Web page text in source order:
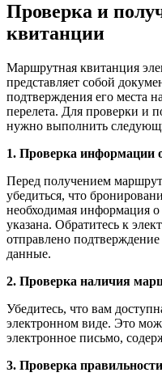
Проверка и
квитанции
Маршрутная квитанция
представляет собой
подтверждения его места
перелета. Для проверки и
нужно выполнить
1. Проверка информации
Перед получением
убедиться, что
необходимая информация
указана. Обратитесь к
отправлено
данные.
2. Проверка наличия
Убедитесь, что вам
электронном виде. Это
электронное письмо,
3. Проверка